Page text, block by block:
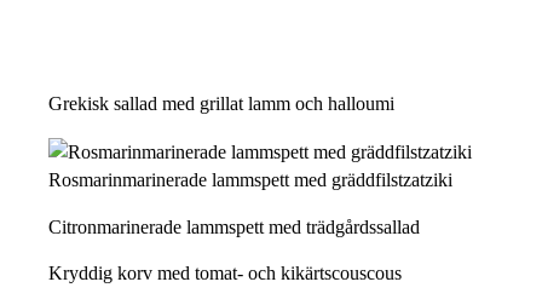
Grekisk sallad med grillat lamm och halloumi
Rosmarinmarinerade lammspett med gräddfilstzatziki
Citronmarinerade lammspett med trädgårdssallad
Kryddig korv med tomat- och kikärtscouscous